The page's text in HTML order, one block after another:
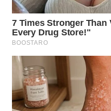
LESUNG
WN
KARO
WN
SIMALUNGUN
WN